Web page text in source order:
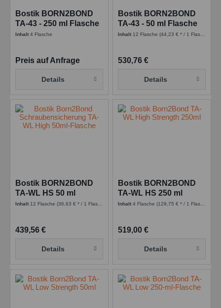
Bostik BORN2BOND
TA-43 - 250 ml Flasche
Anaerobic - Blue
Inhalt4 Flasche
Preis auf Anfrage
Details
Bostik BORN2BOND
TA-43 - 50 ml Flasche
Anaerobic - Blue
Inhalt 12 Flasche(44,23 € * / 1 Flasche)
530,76 €
Details
Bostik BORN2BOND
TA-WL HS 50 ml
Flasche Anaerobic -
Inhalt 12 Flasche(36,63 € * / 1 Flasche)
439,56 €
Details
Bostik BORN2BOND
TA-WL HS 250 ml
Flasche Anaerobic -
Inhalt4 Flasche(129,75 € * / 1 Flasche)
519,00 €
Details